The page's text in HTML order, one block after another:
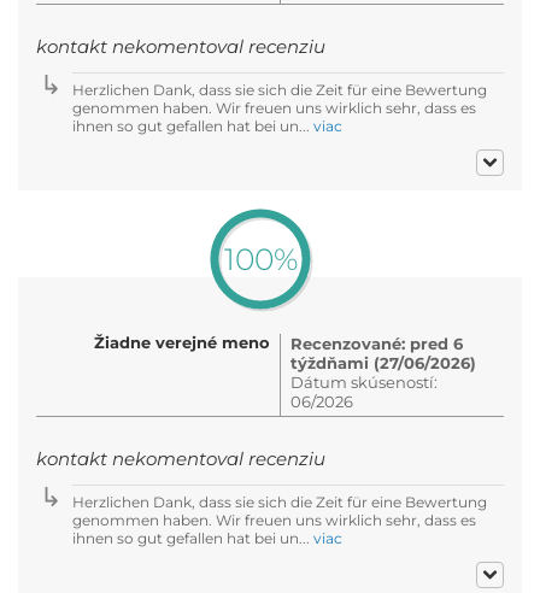
kontakt nekomentoval recenziu
Herzlichen Dank, dass sie sich die Zeit für eine Bewertung
genommen haben. Wir freuen uns wirklich sehr, dass es
ihnen so gut gefallen hat bei un... viac
100%
Žiadne verejné meno
Recenzované: pred 6
týždňami (27/06/2026)
Dátum skúseností:
06/2026
kontakt nekomentoval recenziu
Herzlichen Dank, dass sie sich die Zeit für eine Bewertung
genommen haben. Wir freuen uns wirklich sehr, dass es
ihnen so gut gefallen hat bei un... viac